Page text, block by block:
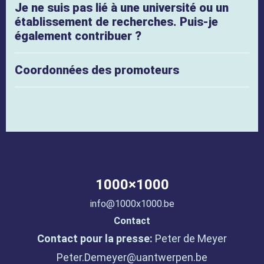
Je ne suis pas lié à une université ou un
établissement de recherches. Puis-je
également contribuer ?
Coordonnées des promoteurs
1000×1000
info@1000x1000.be
Contact
Contact pour la presse: Peter de Meyer
Peter.Demeyer@uantwerpen.be